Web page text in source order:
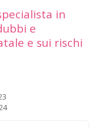
in
e
e sui rischi